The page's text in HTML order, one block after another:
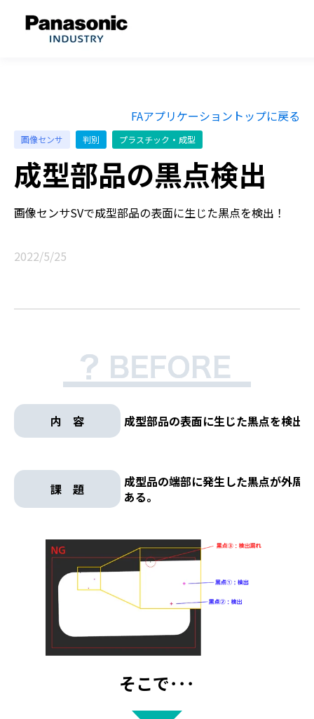
FAアプリケーショントップに戻る
画像センサ 判別 プラスチック・成型
成型部品の黒点検出
画像センサSVで成型部品の表面に生じた黒点を検出！
2022/5/25
内 容 成型部品の表面に生じた黒点を検出
課 題
成型品の端部に発生した黒点が外周
ある。
そこで･･･